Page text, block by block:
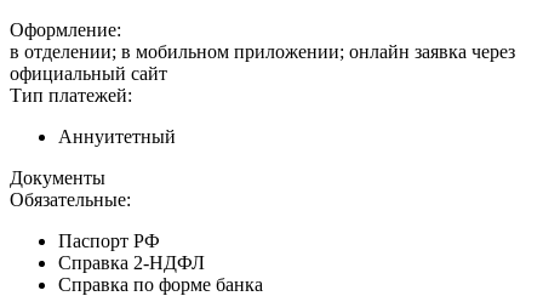
Оформление:
в отделении; в мобильном приложении; онлайн заявка через
официальный сайт
Тип платежей:
Аннуитетный
Документы
Обязательные:
Паспорт РФ
Справка 2-НДФЛ
Справка по форме банка